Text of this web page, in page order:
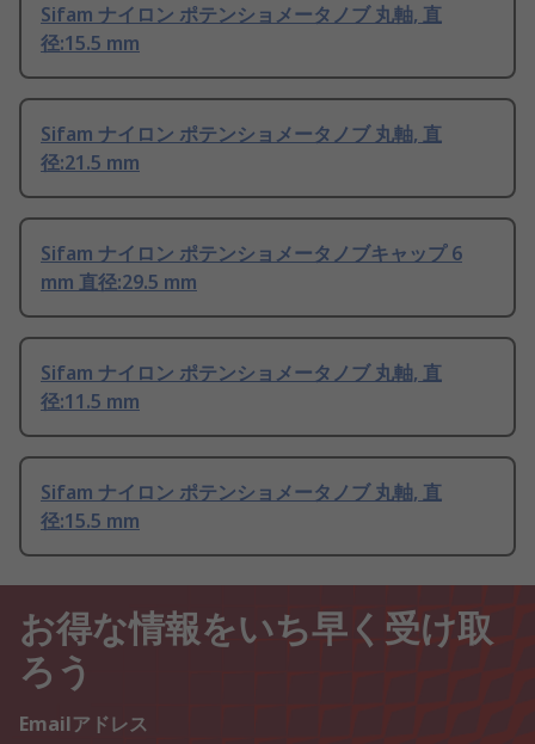
Sifam ナイロン ポテンショメータノブ 丸軸, 直
径:15.5 mm
Sifam ナイロン ポテンショメータノブ 丸軸, 直
径:21.5 mm
Sifam ナイロン ポテンショメータノブキャップ 6
mm 直径:29.5 mm
Sifam ナイロン ポテンショメータノブ 丸軸, 直
径:11.5 mm
Sifam ナイロン ポテンショメータノブ 丸軸, 直
径:15.5 mm
お得な情報をいち早く受け取
ろう
Emailアドレス